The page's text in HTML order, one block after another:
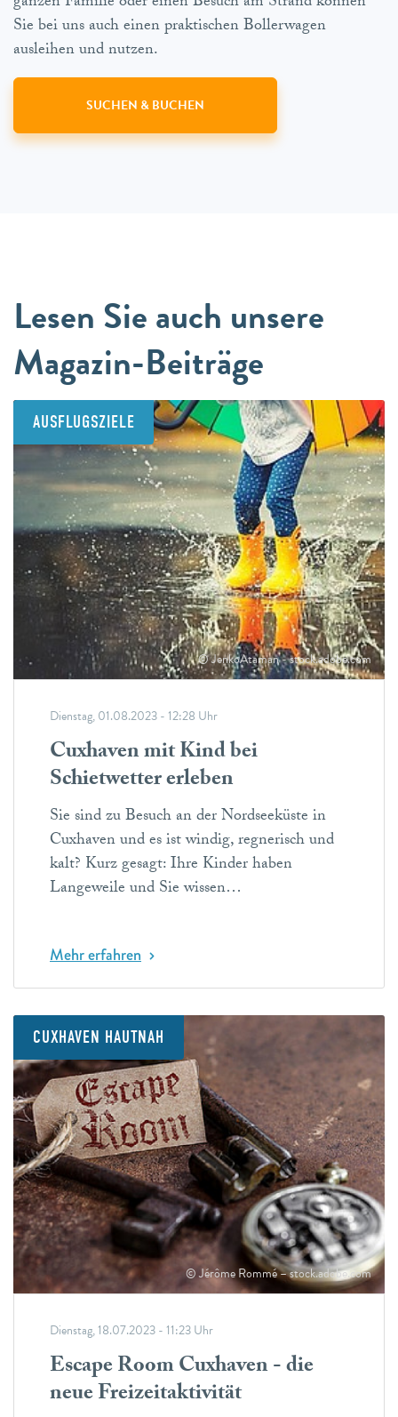
Sie bei uns auch einen praktischen Bollerwagen
ausleihen und nutzen.
SUCHEN & BUCHEN
Lesen Sie auch unsere
Magazin-Beiträge
AUSFLUGSZIELE
© JenkoAtaman - stock.adobe.com
Dienstag, 01.08.2023 - 12:28 Uhr
Cuxhaven mit Kind bei
Schietwetter erleben
Sie sind zu Besuch an der Nordseeküste in
Cuxhaven und es ist windig, regnerisch und
kalt? Kurz gesagt: Ihre Kinder haben
Langeweile und Sie wissen…
Mehr erfahren
CUXHAVEN HAUTNAH
© Jérôme Rommé – stock.adobe.com
Dienstag, 18.07.2023 - 11:23 Uhr
Escape Room Cuxhaven - die
neue Freizeitaktivität